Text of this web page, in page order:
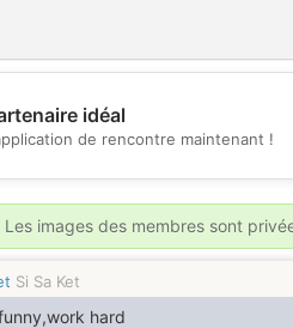
💕
idéal
de rencontre maintenant !
Les images des membres sont
Si Sa Ket
hard